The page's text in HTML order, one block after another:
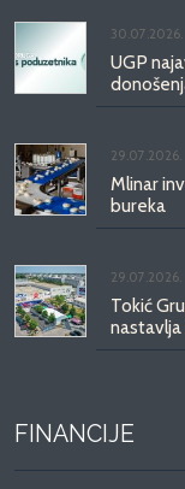
30.07.2026.
UGP
29.07.2026.
Mlinar
bureka
29.07.2026.
Tokić
FINANCIJE